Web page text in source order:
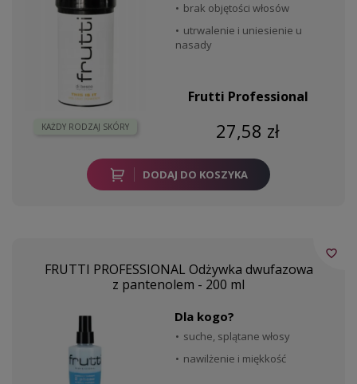
KAŻDY RODZAJ SKÓRY
brak objętości włosów
utrwalenie i uniesienie u
nasady
Frutti Professional
27,58 zł
DODAJ DO KOSZYKA
FRUTTI PROFESSIONAL Odżywka dwufazowa
z pantenolem - 200 ml
Dla kogo?
suche, splątane włosy
nawilżenie i miękkość
favorite_border